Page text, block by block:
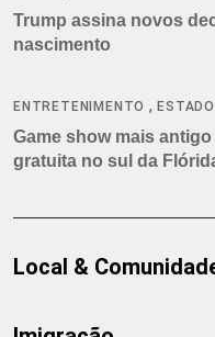
Trump assina novos
nascimento
ENTRETENIMENTO ,
Game show mais
gratuita no sul da
Local &